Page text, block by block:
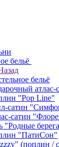
бельё
бельё
атлас-
"Pop Line"
сатин
сатин
"Родные
"ПатиСон"
(поплин /